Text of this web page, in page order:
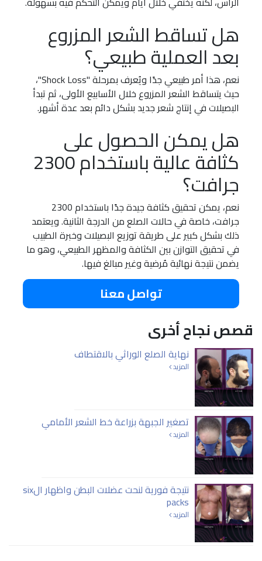
هل تساقط الشعر المزروع
بعد العملية طبيعي؟
نعم، هذا أمر طبيعي جدًا ويُعرف بمرحلة "Shock Loss"،
حيث يتساقط الشعر المزروع خلال الأسابيع الأولى، ثم تبدأ
البصيلات في إنتاج شعر جديد بشكل دائم بعد عدة أشهر.
هل يمكن الحصول على
كثافة عالية باستخدام 2300
جرافت؟
نعم، يمكن تحقيق كثافة جيدة جدًا باستخدام 2300
جرافت، خاصة في حالات الصلع من الدرجة الثانية. ويعتمد
ذلك بشكل كبير على طريقة توزيع البصيلات وخبرة الطبيب
في تحقيق التوازن بين الكثافة والمظهر الطبيعي، وهو ما
يضمن نتيجة نهائية مُرضية وغير مبالغ فيها.
تواصل معنا
قصص نجاح أخرى
نهاية الصلع الوراثي بالاقتطاف
المزيد
تصغير الجبهة بزراعة خط الشعر الأمامي
المزيد
نتيجة فورية لنحت عضلات البطن واظهار الsix
packs
المزيد